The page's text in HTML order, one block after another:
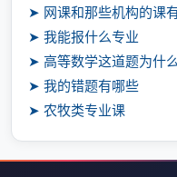
➤ 网课和那些机构的课
➤ 我能报什么专业
➤ 高等数学这道题为什
➤ 我的错题有哪些
➤ 农牧类专业课